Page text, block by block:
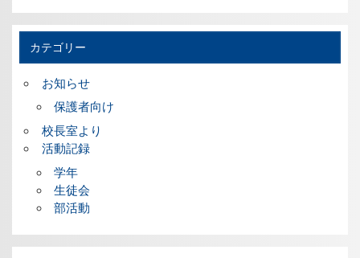
カテゴリー
お知らせ
保護者向け
校長室より
活動記録
学年
生徒会
部活動